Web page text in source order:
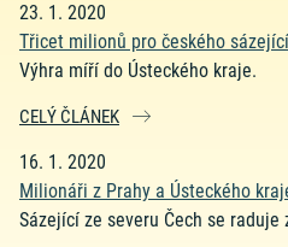
23. 1. 2020
Třicet milionů pro českého
Výhra míří do Ústeckého kraje.
CELÝ ČLÁNEK
16. 1. 2020
Milionáři z Prahy a Ústeckého
Sázející ze severu Čech se